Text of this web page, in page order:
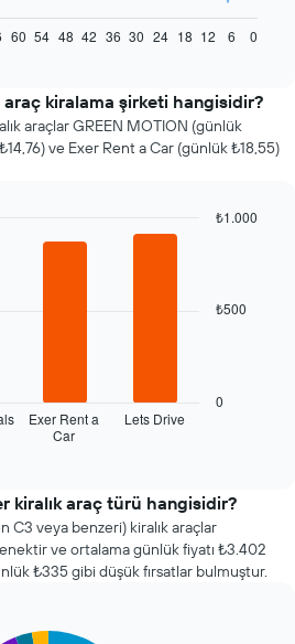
60 54 48 42 36 30 24 18 12 6 0
kiralama şirketi hangisidir?
araçlar GREEN MOTION (günlük
ve Exer Rent a Car (günlük ₺18,55)
Exer Rent a
Car
Lets Drive
0
₺500
₺1.000
kiralık araç türü hangisidir?
C3 veya benzeri) kiralık araçlar
ve ortalama günlük fiyatı ₺3.402
₺335 gibi düşük fırsatlar bulmuştur.